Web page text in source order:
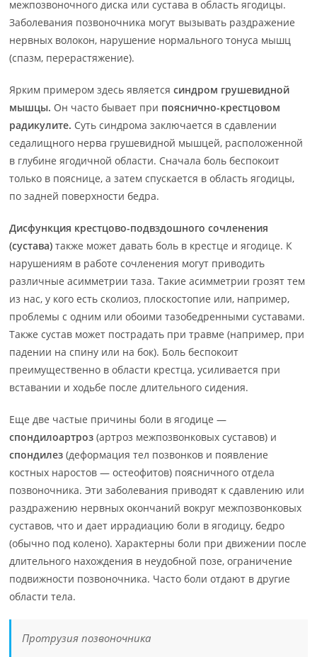
межпозвоночного диска или сустава в область ягодицы.
Заболевания позвоночника могут вызывать раздражение
нервных волокон, нарушение нормального тонуса мышц
(спазм, перерастяжение).
Ярким примером здесь являетсясиндром грушевидной
мышцы. Он часто бывает при пояснично-крестцовом
радикулите. Суть синдрома заключается в сдавлении
седалищного нерва грушевидной мышцей, расположенной
в глубине ягодичной области. Сначала боль беспокоит
только в пояснице, а затем спускается в область ягодицы,
по задней поверхности бедра.
Дисфункция крестцово-подвздошного сочленения
(сустава) также может давать боль в крестце и ягодице. К
нарушениям в работе сочленения могут приводить
различные асимметрии таза. Такие асимметрии грозят тем
из нас, у кого есть сколиоз, плоскостопие или, например,
проблемы с одним или обоими тазобедренными суставами.
Также сустав может пострадать при травме (например, при
падении на спину или на бок). Боль беспокоит
преимущественно в области крестца, усиливается при
вставании и ходьбе после длительного сидения.
Еще две частые причины боли в ягодице —
спондилоартроз (артроз межпозвонковых суставов) и
спондилез (деформация тел позвонков и появление
костных наростов — остеофитов) поясничного отдела
позвоночника. Эти заболевания приводят к сдавлению или
раздражению нервных окончаний вокруг межпозвонковых
суставов, что и дает иррадиацию боли в ягодицу, бедро
(обычно под колено). Характерны боли при движении после
длительного нахождения в неудобной позе, ограничение
подвижности позвоночника. Часто боли отдают в другие
области тела.
Протрузия позвоночника